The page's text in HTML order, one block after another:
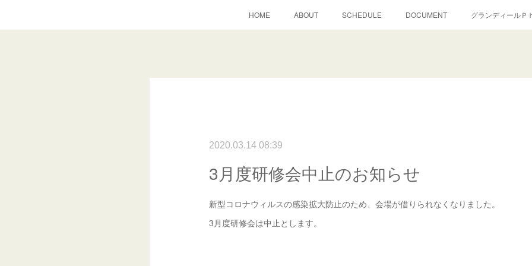
HOME ABOUT SCHEDULE DOCUMENT グランディールＰ
2020.03.14 08:39
3月度研修会中止のお知らせ
新型コロナウィルスの感染拡大防止のため、会場が借りられなくなりました。
3月度研修会は中止とします。